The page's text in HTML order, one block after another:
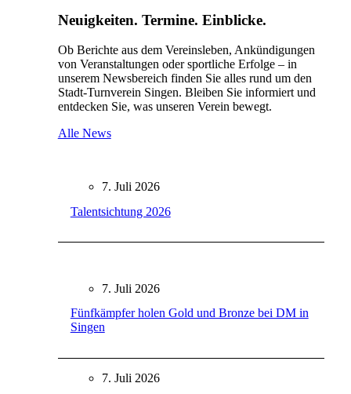
Neuigkeiten. Termine. Einblicke.
Ob Berichte aus dem Vereinsleben, Ankündigungen
von Veranstaltungen oder sportliche Erfolge – in
unserem Newsbereich finden Sie alles rund um den
Stadt-Turnverein Singen. Bleiben Sie informiert und
entdecken Sie, was unseren Verein bewegt.
Alle News
7. Juli 2026
Talentsichtung 2026
7. Juli 2026
Fünfkämpfer holen Gold und Bronze bei DM in
Singen
7. Juli 2026